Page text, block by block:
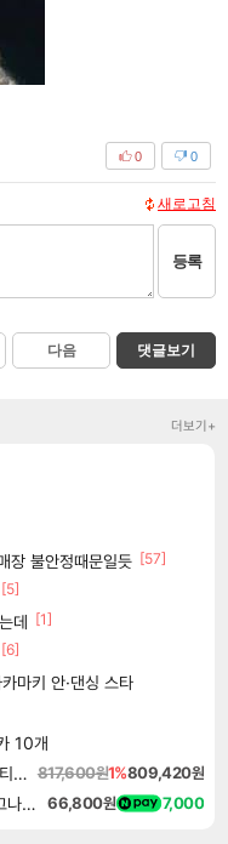
0
0
새로고침
등록
다음 댓글보기
더보기+
장 불안정때문일듯 [57]
[5]
데
[1]
[6]
마키 안·댄싱 스타
10개
닌텐도 스위치 2 본체 + 젤다의 전설 티어스 오브 더 킹덤 닌텐도 스위치 2 에디션 + 젤다의 전설 브레스 오브 더 와일드 닌텐도 스위치 2 에디션 번들 817,600원1%809,420원
그랑블루 판타지 리링크 엔드리스 라그나로크 Granblue Fantasy Relink Endless Ragnarok 66,800원 7,000